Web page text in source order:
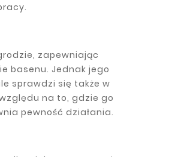
zapewniając
basenu. Jednak jego
sprawdzi się także w
na to, gdzie go
pewność działania.